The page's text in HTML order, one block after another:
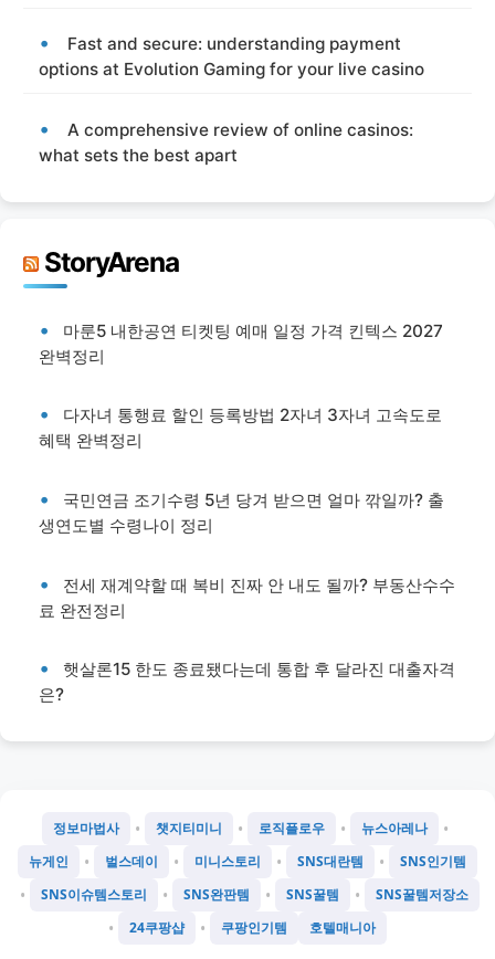
Fast and secure: understanding payment
options at Evolution Gaming for your live casino
A comprehensive review of online casinos:
what sets the best apart
StoryArena
마룬5 내한공연 티켓팅 예매 일정 가격 킨텍스 2027
완벽정리
다자녀 통행료 할인 등록방법 2자녀 3자녀 고속도로
혜택 완벽정리
국민연금 조기수령 5년 당겨 받으면 얼마 깎일까? 출
생연도별 수령나이 정리
전세 재계약할 때 복비 진짜 안 내도 될까? 부동산수수
료 완전정리
햇살론15 한도 종료됐다는데 통합 후 달라진 대출자격
은?
정보마법사 • 챗지티미니 • 로직플로우 • 뉴스아레나 •
뉴게인 • 벌스데이 • 미니스토리 • SNS대란템 • SNS인기템
• SNS이슈템스토리 • SNS완판템 • SNS꿀템 • SNS꿀템저장소
• 24쿠팡샵 • 쿠팡인기템 호텔매니아